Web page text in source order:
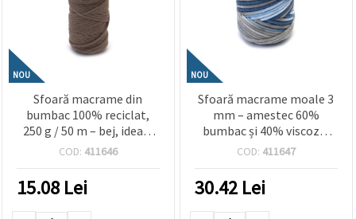
NOU
Sfoară macrame din
bumbac 100% reciclat,
250 g / 50 m – bej, ideală
pentru decoruri eco de
plante și decorațiuni boho
handmade
COD: 411646
15.08 Lei
NOU
Sfoară macrame moale 3
mm – amestec 60%
bumbac și 40% viscoză,
250 g / 85 m, albastru
pentru noduri decorative,
decoruri de perete și
proiecte DIY boho
COD: 411647
30.42 Lei